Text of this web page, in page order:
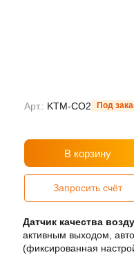
Арт.: KTM-CO2 Под
В корзину
Запросить счёт
Датчик качества
активным выходом,
(фиксированная